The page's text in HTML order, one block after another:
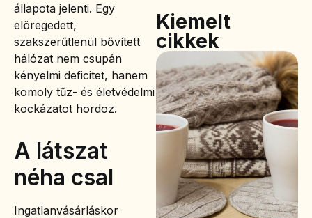
állapota jelenti. Egy
elöregedett,
szakszerűtlenül bővített
hálózat nem csupán
kényelmi deficitet, hanem
komoly tűz- és életvédelmi
kockázatot hordoz.
A látszat
néha csal
Ingatlanvásárláskor
Kiemelt
cikkek